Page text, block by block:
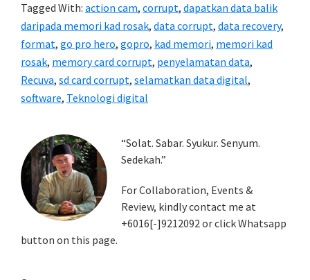
Tagged With: action cam, corrupt, dapatkan data balik
daripada memori kad rosak, data corrupt, data recovery,
format, go pro hero, gopro, kad memori, memori kad
rosak, memory card corrupt, penyelamatan data,
Recuva, sd card corrupt, selamatkan data digital,
software, Teknologi digital
Primary
Sidebar
“Solat. Sabar. Syukur. Senyum.
Sedekah.”
For Collaboration, Events &
Review, kindly contact me at
+6016[-]9212092 or click Whatsapp
button on this page.